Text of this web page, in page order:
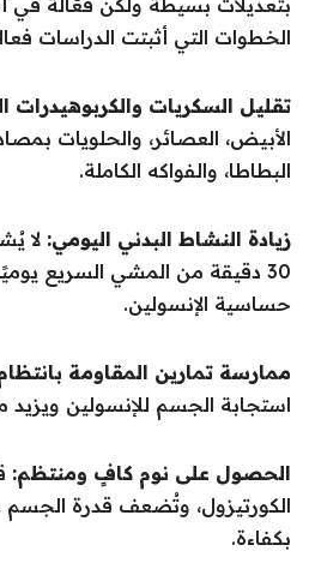
بتعديلات بسيطة ولكن فعّالة
الخطوات التي أثبتت الدراسات
تقليل السكريات والكربوهيدرات
الأبيض، العصائر، والحلويات
البطاطا، والفواكه الكاملة.
زيادة النشاط البدني اليومي: لا
30 دقيقة من المشي السريع
حساسية الإنسولين.
ممارسة تمارين المقاومة
استجابة الجسم للإنسولين
الحصول على نوم كافٍ ومنتظم:
الكورتيزول، وتُضعف قدرة الجسم
بكفاءة.